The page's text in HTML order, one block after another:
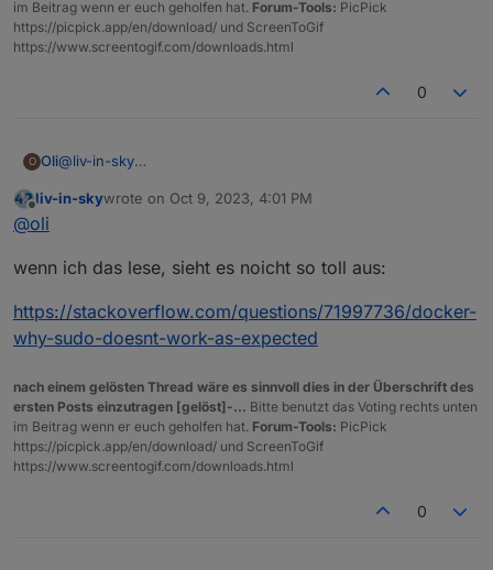
im Beitrag wenn er euch geholfen hat. Forum-Tools: PicPick
https://picpick.app/en/download/ und ScreenToGif
https://www.screentogif.com/downloads.html
0
O Oli@liv-in-sky
Geräte ohne MAC
Ich dachte eigentlich, dass man bei Docker immer mit 'root'
unterwegs ist
Offline
liv-in-skywrote on Oct 9, 2023, 4:01 PM
last edited by
@oli
wenn ich das lese, sieht es noicht so toll aus:
https://stackoverflow.com/questions/71997736/docker-
why-sudo-doesnt-work-as-expected
nach einem gelösten Thread wäre es sinnvoll dies in der Überschrift des
ersten Posts einzutragen [gelöst]-... Bitte benutzt das Voting rechts unten
im Beitrag wenn er euch geholfen hat. Forum-Tools: PicPick
https://picpick.app/en/download/ und ScreenToGif
https://www.screentogif.com/downloads.html
0